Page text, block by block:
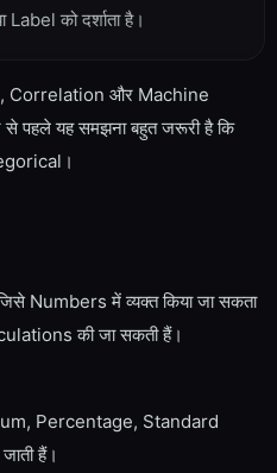
को दर्शाता है।
Correlation और Machine
पहले यह समझना बहुत जरूरी है कि
Numbers में व्यक्त किया जा सकता
की जा सकती हैं।
Percentage, Standard
हैं।